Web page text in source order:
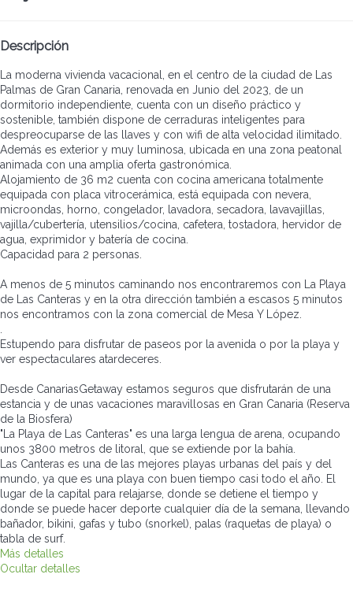
Descripción
La moderna vivienda vacacional, en el centro de la ciudad de Las
Palmas de Gran Canaria, renovada en Junio del 2023, de un
dormitorio independiente, cuenta con un diseño práctico y
sostenible, también dispone de cerraduras inteligentes para
despreocuparse de las llaves y con wifi de alta velocidad ilimitado.
Además es exterior y muy luminosa, ubicada en una zona peatonal
animada con una amplia oferta gastronómica.
Alojamiento de 36 m2 cuenta con cocina americana totalmente
equipada con placa vitrocerámica, está equipada con nevera,
microondas, horno, congelador, lavadora, secadora, lavavajillas,
vajilla/cubertería, utensilios/cocina, cafetera, tostadora, hervidor de
agua, exprimidor y batería de cocina.
Capacidad para 2 personas.
A menos de 5 minutos caminando nos encontraremos con La Playa
de Las Canteras y en la otra dirección también a escasos 5 minutos
nos encontramos con la zona comercial de Mesa Y López.
.
Estupendo para disfrutar de paseos por la avenida o por la playa y
ver espectaculares atardeceres.
Desde CanariasGetaway estamos seguros que disfrutarán de una
estancia y de unas vacaciones maravillosas en Gran Canaria (Reserva
de la Biosfera)
"La Playa de Las Canteras" es una larga lengua de arena, ocupando
unos 3800 metros de litoral, que se extiende por la bahía.
Las Canteras es una de las mejores playas urbanas del país y del
mundo, ya que es una playa con buen tiempo casi todo el año. El
lugar de la capital para relajarse, donde se detiene el tiempo y
donde se puede hacer deporte cualquier día de la semana, llevando
bañador, bikini, gafas y tubo (snorkel), palas (raquetas de playa) o
tabla de surf.
Más detalles
Ocultar detalles